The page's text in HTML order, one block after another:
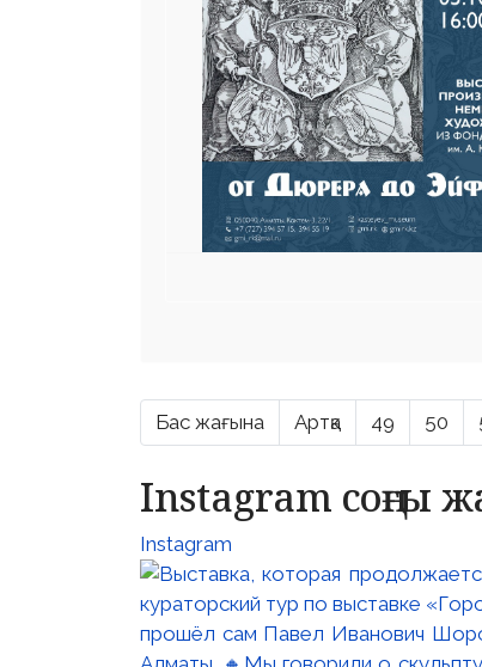
Бас жағына Артқа 49 50
Instagram соңғы
Instagram